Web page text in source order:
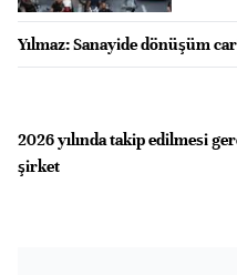
Yılmaz: Sanayide dönüşüm
2026 yılında takip edilmesi
şirket